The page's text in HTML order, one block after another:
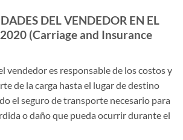
DEL VENDEDOR EN EL
(Carriage and Insurance
vendedor es responsable de los costos y
de la carga hasta el lugar de destino
el seguro de transporte necesario para
o daño que pueda ocurrir durante el